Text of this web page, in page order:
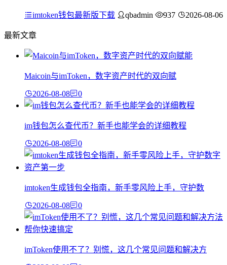
imtoken钱包最新版下载 qbadmin 937 2026-08-06
最新文章
Maicoin与imToken，数字资产时代的双向赋
2026-08-08 0
im钱包怎么查代币？新手也能学会的详细教程
2026-08-08 0
imtoken生成钱包全指南，新手零风险上手，守护数
2026-08-08 0
imToken使用不了？别慌，这几个常见问题和解决方